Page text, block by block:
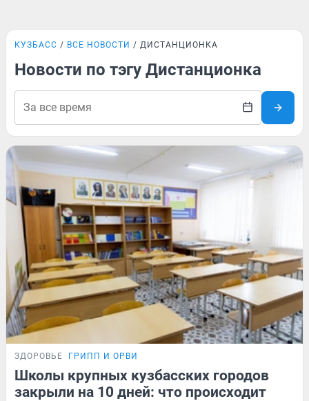
КУЗБАСС ВСЕ НОВОСТИ ДИСТАНЦИОНКА
Новости по тэгу Дистанционка
ЗДОРОВЬЕ ГРИПП И ОРВИ
Школы крупных кузбасских городов
закрыли на 10 дней: что происходит